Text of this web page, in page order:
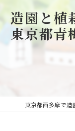
造園と植
東京都青